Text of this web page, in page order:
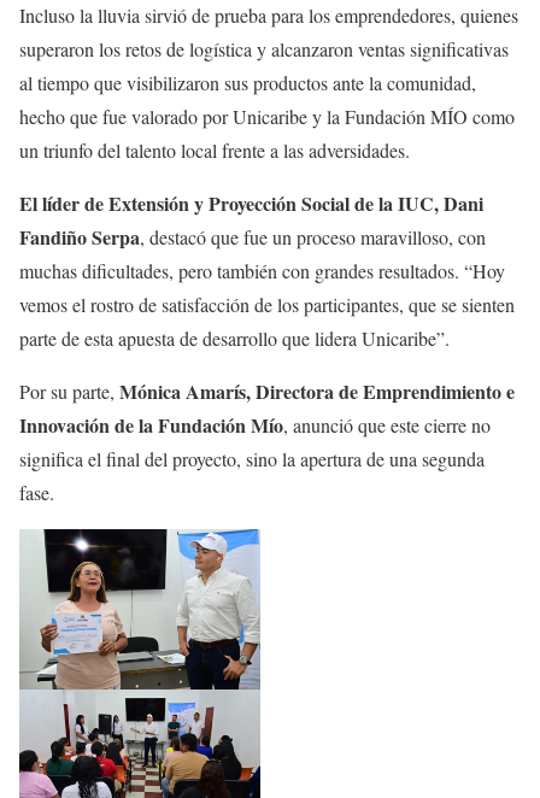
Incluso la lluvia sirvió de prueba para los emprendedores, quienes
superaron los retos de logística y alcanzaron ventas significativas
al tiempo que visibilizaron sus productos ante la comunidad,
hecho que fue valorado por Unicaribe y la Fundación MÍO como
un triunfo del talento local frente a las adversidades.
El líder de Extensión y Proyección Social de la IUC, Dani
Fandiño Serpa, destacó que fue un proceso maravilloso, con
muchas dificultades, pero también con grandes resultados. “Hoy
vemos el rostro de satisfacción de los participantes, que se sienten
parte de esta apuesta de desarrollo que lidera Unicaribe”.
Por su parte, Mónica Amarís, Directora de Emprendimiento e
Innovación de la Fundación Mío, anunció que este cierre no
significa el final del proyecto, sino la apertura de una segunda
fase.